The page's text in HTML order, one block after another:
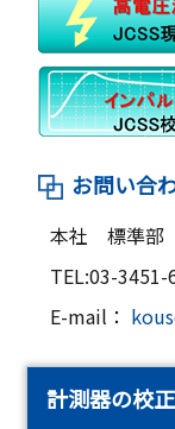
お問い合
本社 標準部
TEL:03-3451-
E-mail：
計測器の校